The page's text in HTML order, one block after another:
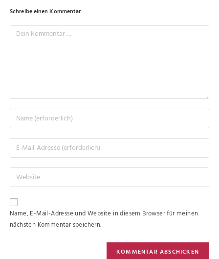
Schreibe einen Kommentar
Name, E-Mail-Adresse und Website in diesem Browser für meinen
nächsten Kommentar speichern.